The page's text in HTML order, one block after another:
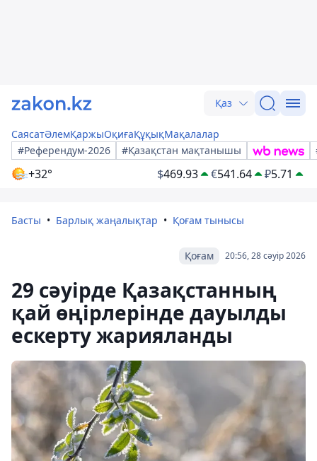
Қаз
СаясатӘлемҚаржыОқиғаҚұқықМақалалар
#Референдум-2026
#Қазақстан мақтанышы
+32° $469.93 €541.64 ₽5.71
Басты Барлық жаңалықтар Қоғам тынысы
20:56, 28 сәуір 2026
Қоғам
29 сәуірде Қазақстанның
қай өңірлерінде дауылды
ескерту жарияланды